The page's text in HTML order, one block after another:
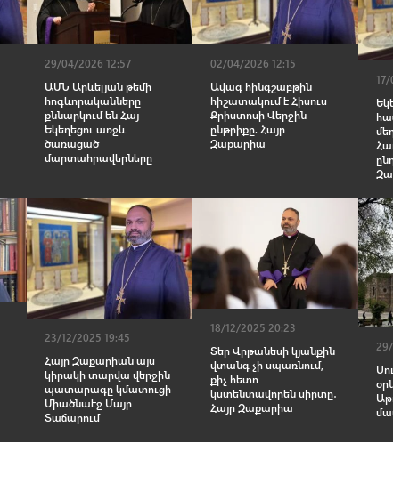
29/04/2026 12:57
ԱՄՆ Արևելյան թեմի
հոգևորականները
քննարկում են Հայ
Եկեղեցու առջև
ծառացած
մարտահրավերները
02/04/2026 12:15
Ավագ հինգշաբթին
հիշատակում է Հիսուս
Քրիստոսի Վերջին
ընթրիքը. Հայր
Զաքարիա
23/12/2025 19:45
Հայր Զաքարիան այս
կիրակի տարվա վերջին
պատարագը կմատուցի
Միածնաէջ Մայր
Տաճարում
18/12/2025 20:23
Տեր Վրթանեսի կյանքին
վտանգ չի սպառնում,
քիչ հետո
կստենտավորեն սիրտը․
Հայր Զաքարիա